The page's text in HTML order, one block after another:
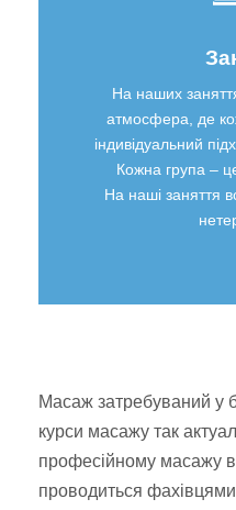
На наших
атмосфера, де
індивідуальний
Кожна група –
На наші заняття
Масаж затребуваний у
курси масажу так
професійному масажу
проводиться